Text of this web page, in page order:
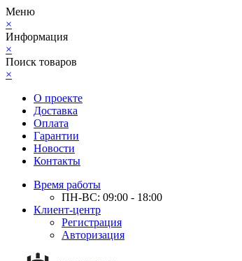
Меню
×
Информация
×
Поиск товаров
×
О проекте
Доставка
Оплата
Гарантии
Новости
Контакты
Время работы
ПН-ВС: 09:00 - 18:00
Клиент-центр
Регистрация
Авторизация